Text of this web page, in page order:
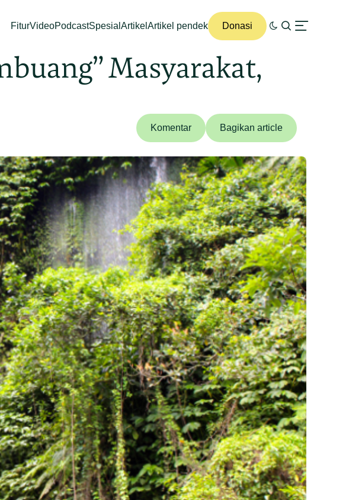
FiturVideoPodcastSpesial Artikel Artikel pendek Donasi
Masyarakat,
Komentar Bagikan article